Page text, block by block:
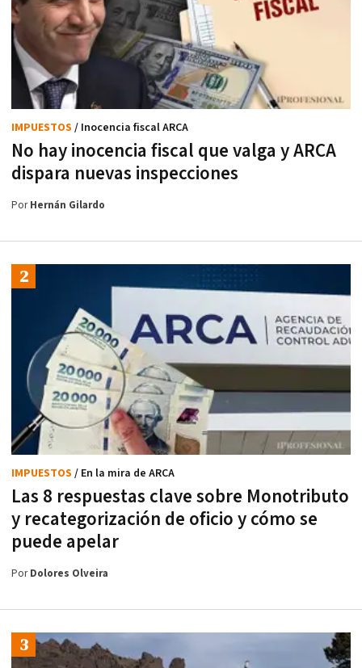
No hay inocencia fiscal que valga y ARCA
dispara nuevas inspecciones
IMPUESTOS / Inocencia fiscal ARCA
PorHernán Gilardo
Las 8 respuestas clave sobre Monotributo
y recategorización de oficio y cómo se
puede apelar
IMPUESTOS / En la mira de ARCA
PorDolores Olveira